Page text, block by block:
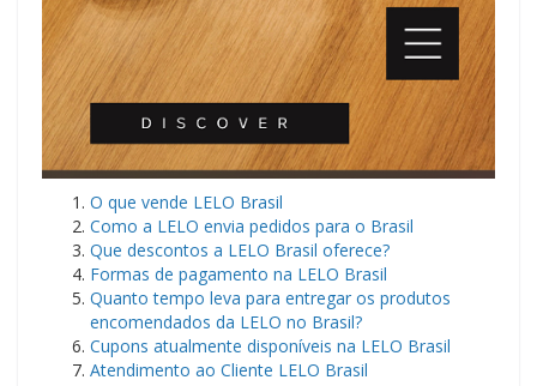
O que vende LELO Brasil
Como a LELO envia pedidos para o Brasil
Que descontos a LELO Brasil oferece?
Formas de pagamento na LELO Brasil
Quanto tempo leva para entregar os produtos
encomendados da LELO no Brasil?
Cupons atualmente disponíveis na LELO Brasil
Atendimento ao Cliente LELO Brasil